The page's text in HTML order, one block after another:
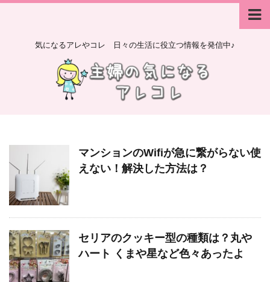
気になるアレやコレ 日々の生活に役立つ情報を発信中♪
マンションのWifiが急に繋がらない使
えない！解決した方法は？
セリアのクッキー型の種類は？丸や
ハート くまや星など色々あったよ